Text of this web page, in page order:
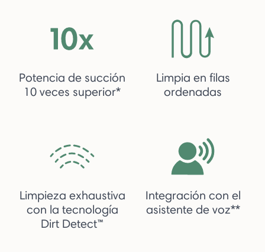
Potencia de succión
10 veces superior*
Limpia en filas
ordenadas
Limpieza exhaustiva
con la tecnología
Dirt Detect™
Integración con el
asistente de voz**